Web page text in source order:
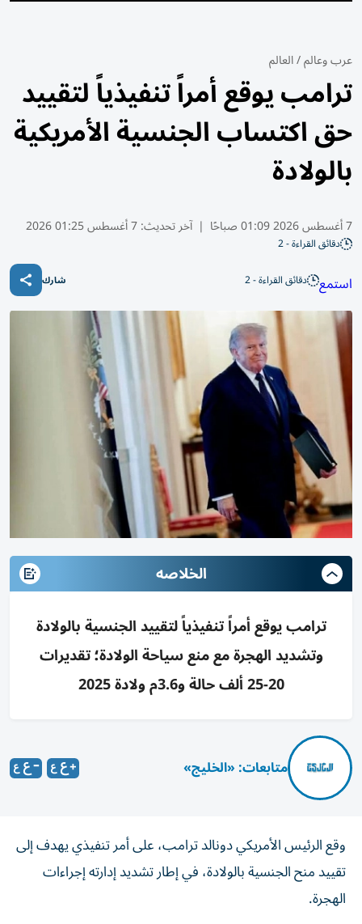
عرب وعالم/العالم
ترامب يوقع أمراً تنفيذياً لتقييد
حق اكتساب الجنسية الأمريكية
بالولادة
7 أغسطس 2026 01:09 صباحًا | آخر تحديث:7 أغسطس 01:25 2026
دقائق القراءة - 2
استمع دقائق القراءة - 2 شارك
الخلاصه
ترامب يوقع أمراً تنفيذياً لتقييد الجنسية بالولادة
وتشديد الهجرة مع منع سياحة الولادة؛ تقديرات
20-25 ألف حالة و3.6م ولادة 2025
متابعات: «الخليج»
وقع الرئيس الأمريكي دونالد ترامب، على أمر تنفيذي يهدف إلى
تقييد منح الجنسية بالولادة، في إطار تشديد إدارته إجراءات
الهجرة.